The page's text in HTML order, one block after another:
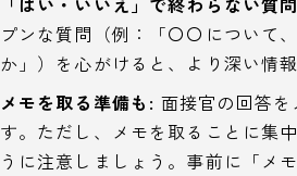
プンな質問（例：「〇〇について
か」）を心がけると、より深い情
メモを取る準備も: 面接官の回答
す。ただし、メモを取ることに集
うに注意しましょう。事前に「メ